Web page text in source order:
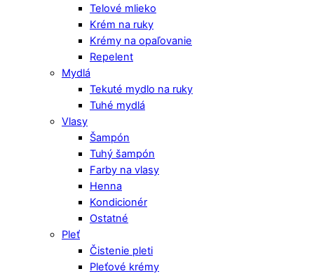
Telové mlieko
Krém na ruky
Krémy na opaľovanie
Repelent
Mydlá
Tekuté mydlo na ruky
Tuhé mydlá
Vlasy
Šampón
Tuhý šampón
Farby na vlasy
Henna
Kondicionér
Ostatné
Pleť
Čistenie pleti
Pleťové krémy